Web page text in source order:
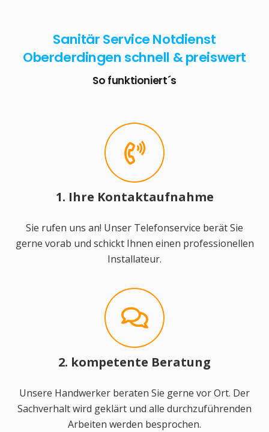
Sanitär Service Notdienst
Oberderdingen schnell & preiswert
So funktioniert´s
1. Ihre Kontaktaufnahme
Sie rufen uns an! Unser Telefonservice berät Sie
gerne vorab und schickt Ihnen einen professionellen
Installateur.
2. kompetente Beratung
Unsere Handwerker beraten Sie gerne vor Ort. Der
Sachverhalt wird geklärt und alle durchzuführenden
Arbeiten werden besprochen.